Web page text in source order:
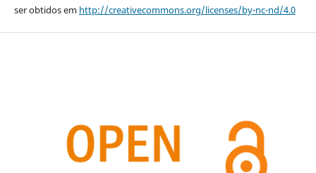
ser obtidos em http://creativecommons.org/licenses/by-nc-nd/4.0